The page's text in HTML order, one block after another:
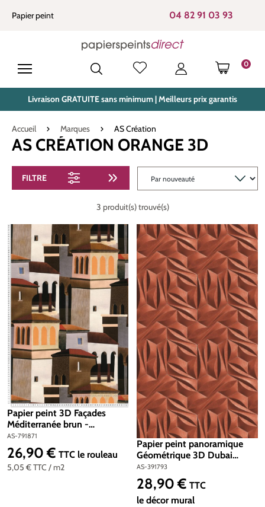
principal
Papier peint 04 82 91 03 93
0
LE
Livraison GRATUITE sans minimum | Meilleurs prix garantis
Accueil Marques AS Création
AS CRÉATION ORANGE 3D
FILTRE
3 produit(s) trouvé(s)
Papier peint 3D Façades
Méditerranée brun -
Pintwalls 3 d'A.S. Création |
Réf. AS-791871
AS-791871
5,05 €TTC / m2
Prix régulier :
26,90 € TTC le rouleau
Papier peint panoramique
Géométrique 3D Dubai
tangerine - Metropolitan
Travel Stories d'A.S. Création
| Réf. AS-391793
AS-391793
Prix régulier :
28,90 € TTC
le décor mural